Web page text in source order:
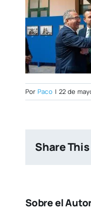
Por Paco | 22 de
Share
Sobre el